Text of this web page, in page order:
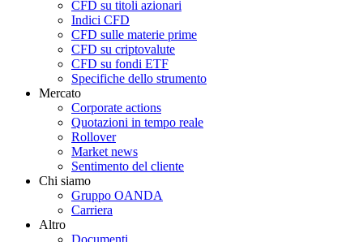
CFD su titoli azionari
Indici CFD
CFD sulle materie prime
CFD su criptovalute
CFD su fondi ETF
Specifiche dello strumento
Mercato
Corporate actions
Quotazioni in tempo reale
Rollover
Market news
Sentimento del cliente
Chi siamo
Gruppo OANDA
Carriera
Altro
Documenti